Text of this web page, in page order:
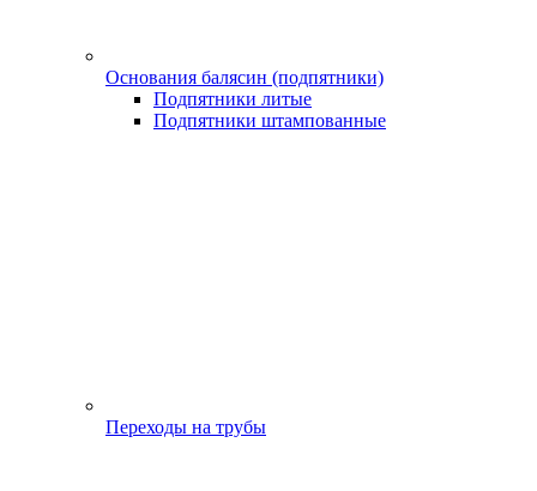
Основания балясин (подпятники)
Подпятники литые
Подпятники штампованные
Переходы на трубы